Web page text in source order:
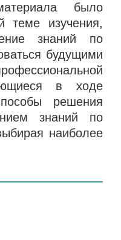
было
теме изучения,
знаний по
будущими
в ходе
решения
знаний по
наиболее